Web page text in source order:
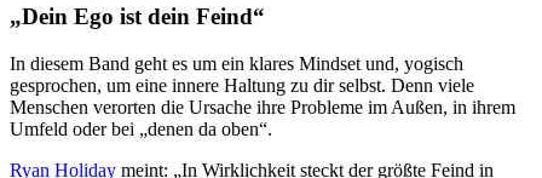
„Dein Ego ist dein Feind“
In diesem Band geht es um ein klares Mindset und, yogisch
gesprochen, um eine innere Haltung zu dir selbst. Denn viele
Menschen verorten die Ursache ihre Probleme im Außen, in ihrem
Umfeld oder bei „denen da oben“.
Ryan Holiday meint: „In Wirklichkeit steckt der größte Feind in